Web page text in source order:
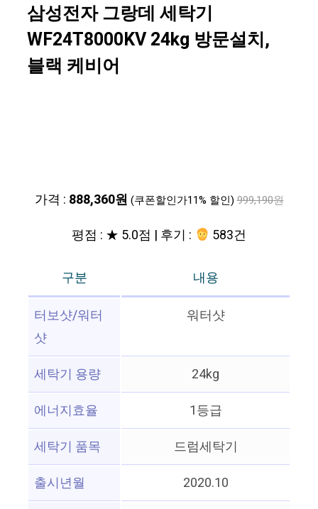
삼성전자 그랑데 세탁기
WF24T8000KV 24kg 방문설치,
블랙 케비어
가격 : 888,360원 (쿠폰할인가11% 할인) 999,190원
평점 : ★ 5.0점 | 후기 : 583건
구분
내용
터보샷/워터
샷
워터샷
세탁기 용량
24kg
에너지효율
1등급
세탁기 품목
드럼세탁기
출시년월
2020.10